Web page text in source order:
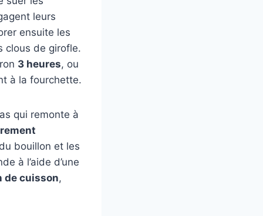
leurs
ensuite les
clous de girofle.
3 heures, ou
à la fourchette.
qui remonte à
bouillon et les
à l’aide d’une
de cuisson,